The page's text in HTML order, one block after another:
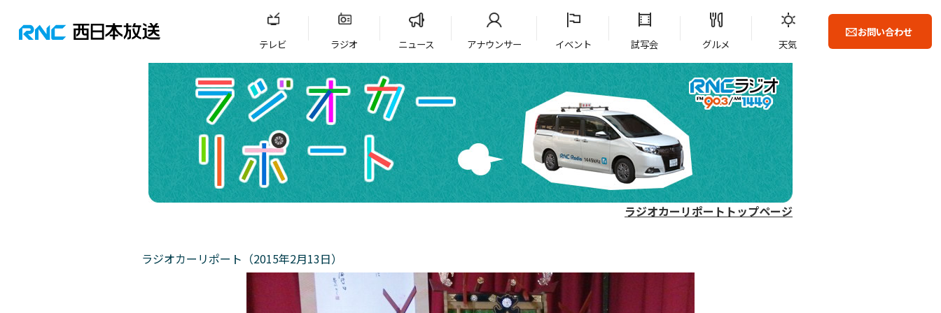
テレビ ラジオ ニュース アナウンサー イベント 試写会 グルメ 天気
お問い合わせ
ラジオカーリポートトップページ
ラジオカーリポート（2015年2月13日）